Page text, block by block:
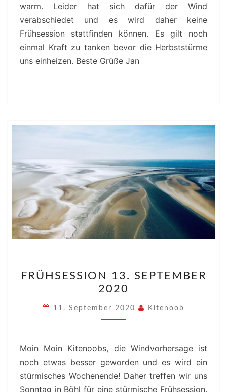
warm. Leider hat sich dafür der Wind
verabschiedet und es wird daher keine
Frühsession stattfinden können. Es gilt noch
einmal Kraft zu tanken bevor die Herbststürme
uns einheizen. Beste Grüße Jan
13.
SEPTEMBER
2020
FRÜHSESSION 13. SEPTEMBER
2020
11. September 2020 Kitenoob
Moin Moin Kitenoobs, die Windvorhersage ist
noch etwas besser geworden und es wird ein
stürmisches Wochenende! Daher treffen wir uns
Sonntag in Böhl für eine stürmische Frühsession.